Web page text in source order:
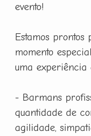
evento!
Estamos
momento
uma experiência
- Barmans
quantidade de
agilidade,